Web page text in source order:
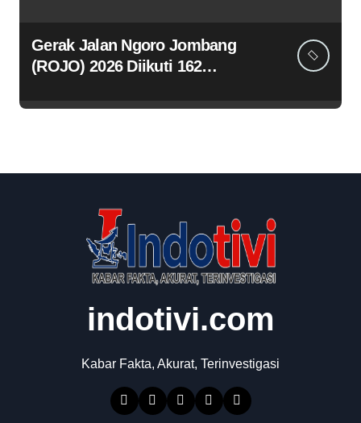
Gerak Jalan Ngoro Jombang
(ROJO) 2026 Diikuti 162
Tekankan Disiplin dan
indotivi.com
Kabar Fakta, Akurat, Terinvestigasi